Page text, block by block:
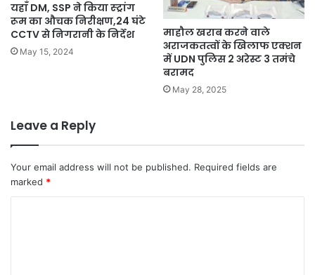
यहाँ DM, SSP ने किया स्ट्रांग
रूम का औचक निरीक्षण,24 घंटे
CCTV से निगरानी के निर्देश
May 15, 2024
माहौल खराब करने वाले
अराजकतत्वों के खिलाफ एक्शन
में UDN पुलिस 2 अरेस्ट 3 तमंचे
बरामद
May 28, 2025
Leave a Reply
Your email address will not be published. Required fields are
marked *